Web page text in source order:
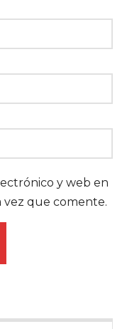
y web en
vez que comente.